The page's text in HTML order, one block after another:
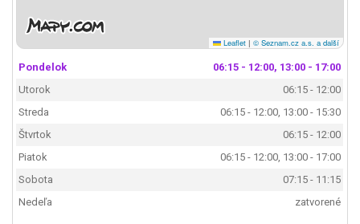
Leaflet | © Seznam.cz a.s. a další
Pondelok
06:15 - 12:00, 13:00 - 17:00
Utorok
06:15 - 12:00
Streda
06:15 - 12:00, 13:00 - 15:30
Štvrtok
06:15 - 12:00
Piatok
06:15 - 12:00, 13:00 - 17:00
Sobota
07:15 - 11:15
Nedeľa
zatvorené